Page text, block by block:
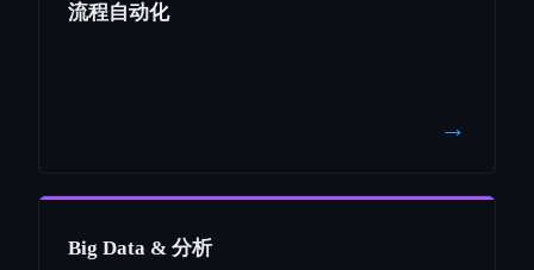
流程自动化
→
Big Data & 分析